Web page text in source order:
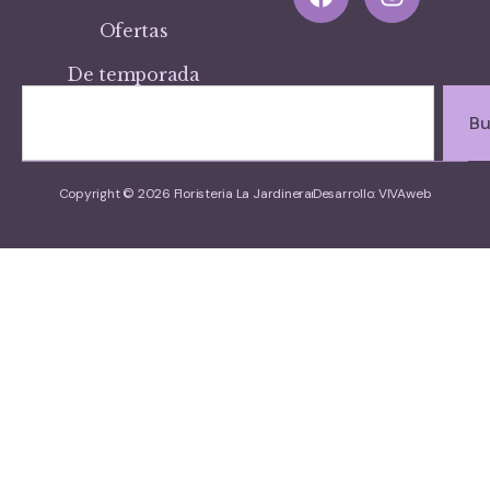
Ofertas
De temporada
Copyright © 2026 Floristeria La JardineraDesarrollo: VIVAweb